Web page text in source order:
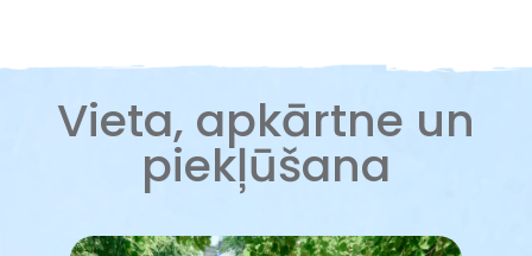
Vieta, apkārtne un
piekļūšana